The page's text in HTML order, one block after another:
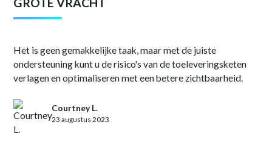
Het is geen gemakkelijke taak, maar met de juiste
ondersteuning kunt u de risico's van de toeleveringsketen
verlagen en optimaliseren met een betere zichtbaarheid.
Courtney L.
23 augustus 2023